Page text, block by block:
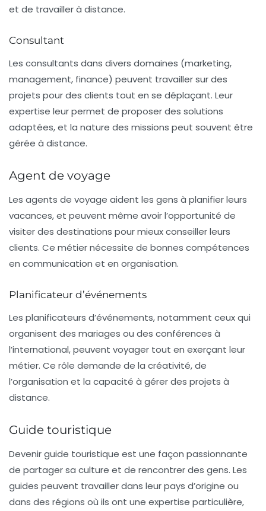
et de travailler à distance.
Consultant
Les consultants dans divers domaines (marketing,
management, finance) peuvent travailler sur des
projets pour des clients tout en se déplaçant. Leur
expertise leur permet de proposer des solutions
adaptées, et la nature des missions peut souvent être
gérée à distance.
Agent de voyage
Les agents de voyage aident les gens à planifier leurs
vacances, et peuvent même avoir l’opportunité de
visiter des destinations pour mieux conseiller leurs
clients. Ce métier nécessite de bonnes compétences
en communication et en organisation.
Planificateur d’événements
Les planificateurs d’événements, notamment ceux qui
organisent des mariages ou des conférences à
l’international, peuvent voyager tout en exerçant leur
métier. Ce rôle demande de la créativité, de
l’organisation et la capacité à gérer des projets à
distance.
Guide touristique
Devenirguide touristique est une façon passionnante
de partager sa culture et de rencontrer des gens. Les
guides peuvent travailler dans leur pays d’origine ou
dans des régions où ils ont une expertise particulière,